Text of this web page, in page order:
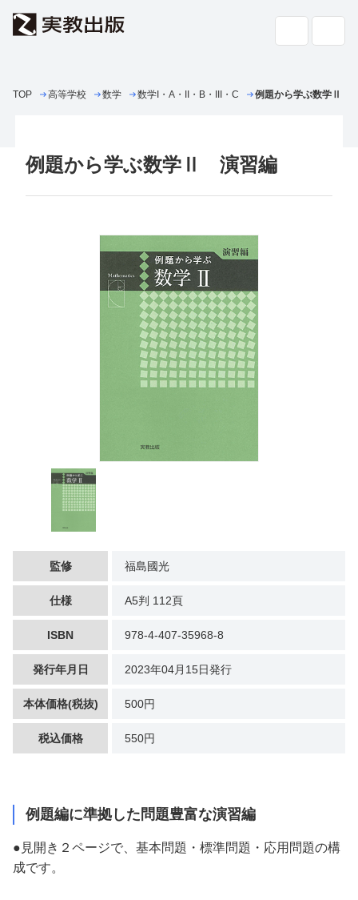
検索
高校教科書・ 副教材
よくあるご質問・お問い合わせ
個人情報・特定個人情報の取り扱い
教科書採択の公正確保に関する基本方針
TOP 高等学校 数学 数学I・A・II・B・III・C 例題から学ぶ数学Ⅱ
例題から学ぶ数学Ⅱ 演習編
監修 福島國光
仕様 A5判 112頁
ISBN 978-4-407-35968-8
発行年月日 2023年04月15日発行
本体価格(税抜) 500円
税込価格 550円
例題編に準拠した問題豊富な演習編
●見開き２ページで、基本問題・標準問題・応用問題の構
成です。